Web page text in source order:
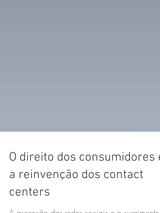
O direito dos consumidores e
a reinvenção dos contact